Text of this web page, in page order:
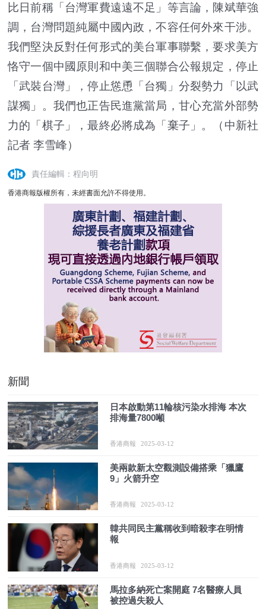
比日前稱「台灣軍費遠遠不足」等言論，陳斌華強
調，台灣問題純屬中國內政，不容任何外來干涉。
我們堅決反對任何形式的美台軍事聯繫，要求美方
恪守一個中國原則和中美三個聯合公報規定，停止
「武裝台灣」，停止慫恿「台獨」分裂勢力「以武
謀獨」。我們也正告民進黨當局，甘心充當外部勢
力的「棋子」，最終必將成為「棄子」。（中新社
記者 李雪峰）
責任編輯：程向明
香港商報版權所有，未經書面允許不得使用。
新聞
日本啟動第11輪核污染水排海 本次
排海量7800噸
香港商報 2025-03-12
美兩款新太空觀測設備搭乘「獵鷹
9」火箭升空
香港商報 2025-03-12
韓共同民主黨稱收到暗殺李在明情
報
香港商報 2025-03-12
馬拉多納死亡案開庭 7名醫療人員
被控過失殺人